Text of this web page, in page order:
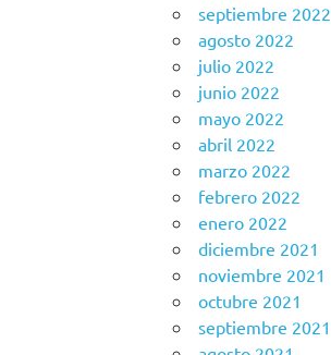
septiembre 2022
agosto 2022
julio 2022
junio 2022
mayo 2022
abril 2022
marzo 2022
febrero 2022
enero 2022
diciembre 2021
noviembre 2021
octubre 2021
septiembre 2021